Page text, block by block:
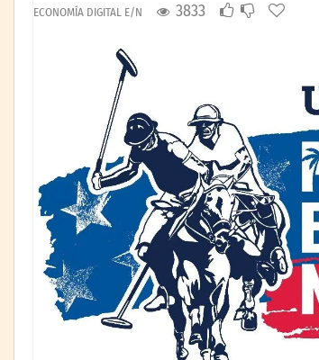
ECONOMÍA DIGITAL E/N 3833